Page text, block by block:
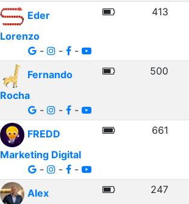
Eder
Lorenzo
-
- -
413
Fernando
Rocha
-
- -
500
FREDD
Marketing Digital
-
- -
661
Alex 247